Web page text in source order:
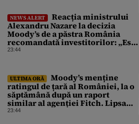
NEWS ALERT
Reacția ministrului
Alexandru Nazare la decizia
Moody’s de a păstra România
recomandată investitorilor: „Este
un răgaz, dar în niciun caz un
23:44
ULTIMA ORĂ
Moody’s menține
ratingul de țară al României, la o
săptămână după un raport
similar al agenției Fitch. Lipsa
unui guvern cu puteri depline,
23:44